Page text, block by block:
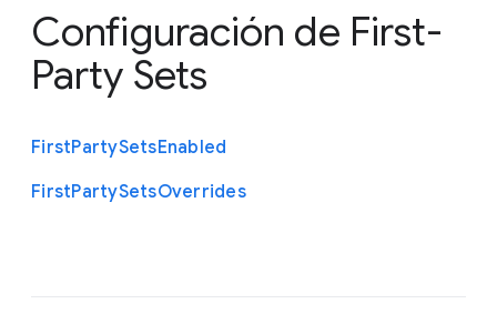
Configuración de First-
Party Sets
FirstPartySetsEnabled
FirstPartySetsOverrides